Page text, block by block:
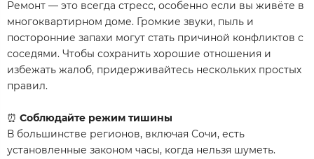
Ремонт — это всегда стресс, особенно если вы живёте в
многоквартирном доме. Громкие звуки, пыль и
посторонние запахи могут стать причиной конфликтов с
соседями. Чтобы сохранить хорошие отношения и
избежать жалоб, придерживайтесь нескольких простых
правил.
⏰ Соблюдайте режим тишины
В большинстве регионов, включая Сочи, есть
установленные законом часы, когда нельзя шуметь.